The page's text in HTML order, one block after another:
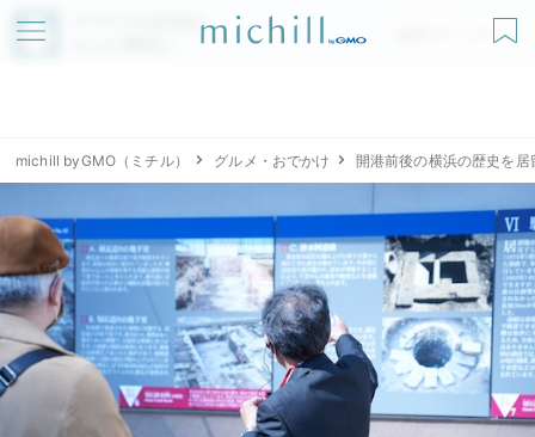
アプリでmichillが
無料ダウンロード
michill byGMO（ミチル） グルメ・おでかけ 開港前後の横浜の歴史を